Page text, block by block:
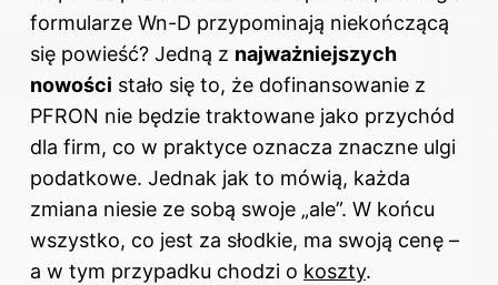
formularze Wn-D przypominają niekończącą
się powieść? Jedną z najważniejszych
nowości stało się to, że dofinansowanie z
PFRON nie będzie traktowane jako przychód
dla firm, co w praktyce oznacza znaczne ulgi
podatkowe. Jednak jak to mówią, każda
zmiana niesie ze sobą swoje „ale”. W końcu
wszystko, co jest za słodkie, ma swoją cenę –
a w tym przypadku chodzi o koszty.